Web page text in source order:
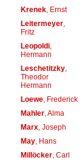
Krenek, Ernst
Leitermeyer,
Fritz
Leopoldi,
Hermann
Leschetitzky,
Theodor
Hermann
Loewe, Frederick
Mahler, Alma
Marx, Joseph
May, Hans
Millöcker, Carl